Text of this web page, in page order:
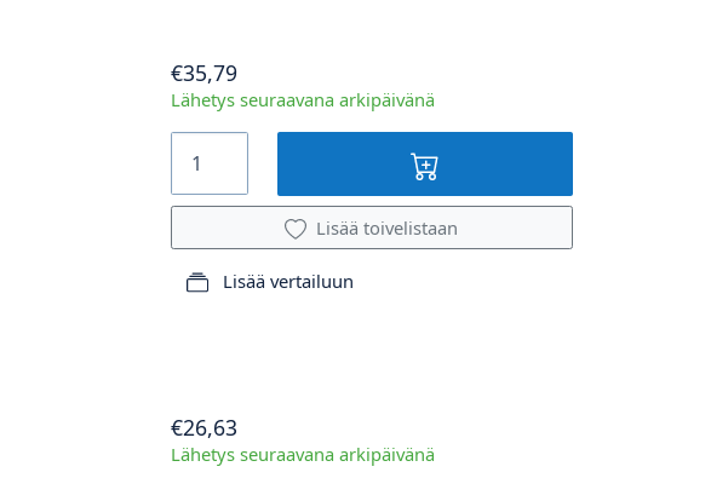
€35,79
Lähetys seuraavana arkipäivänä
Lisää toivelistaan
Lisää vertailuun
€26,63
Lähetys seuraavana arkipäivänä